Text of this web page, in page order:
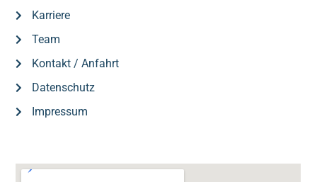
Karriere
Team
Kontakt / Anfahrt
Datenschutz
Impressum